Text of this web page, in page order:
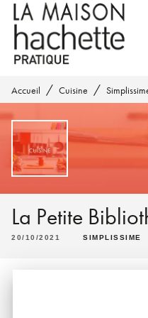
MENU RECHERCHE
PIED DE PAGE
Accueil / Cuisine /
La Petite
20/10/2021 SIMPLISSIME